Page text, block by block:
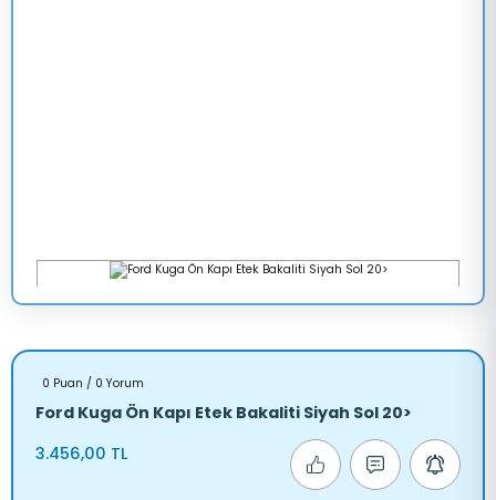
0 Puan / 0 Yorum
Ford Kuga Ön Kapı Etek Bakaliti Siyah Sol 20>
3.456,00 TL